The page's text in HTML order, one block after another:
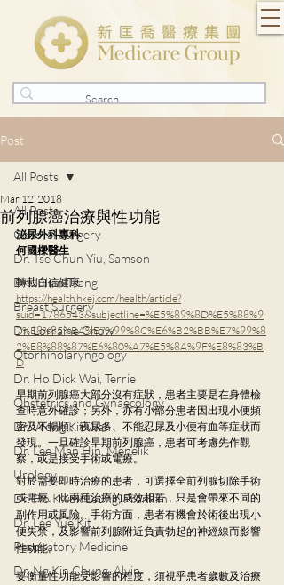
Post
All Posts
General Surgery
Dr. Tse Chun Yiu, Samson
Dr. Julian Tsang
Breast Surgery
Dr. Lorraine Chow
Otorhinolaryngology
Dr. Ho Dick Wai, Terrie
Obstetrics and Gynaecology
Dr. Wong Kit Wah
Dr. Lee Man Hin, Menelik
Urology
Dr. Ho Kwok Leung, Franklin
Dr. Lee Yue Kit
Respiratory Medicine
Dr. Ng Kin Chung, Alvin
All Posts
前列腺癌治療與性功能
Mar 12, 2018
泌尿外科專科
何國樑醫生
轉載自信健康
https://health.hkej.com/health/article?
suid=1786543&subjectline=%E5%89%8D%E5%88%9
7%E8%85%BA%E7%99%8C%E6%B2%BB%E7%99%8
2%E8%88%87%E6%80%A7%E5%8A%9F%E8%83%B
D
早期前列腺癌大部分沒有症狀，患者主要是在身體檢
查時意外確診；另外，亦有小部分患者因出現小便頻
密及不暢順、夜尿多、不能忍尿及小便有血等症狀而
發現。一旦確診早期前列腺癌，患者可考慮先作觀
察，或是接受手術或電療。
對於需要即時治療的患者，可選擇全前列腺切除手術
或電療。此兩種治療的成效相若，只是會帶來不同的
副作用或風險。手術方面，患者有機會於術後出現小
便失禁，及影響前列腺附近負責勃起的神經線而影響
性功能。
要衡量性功能受影響的程度，須視乎患者歲數及治療